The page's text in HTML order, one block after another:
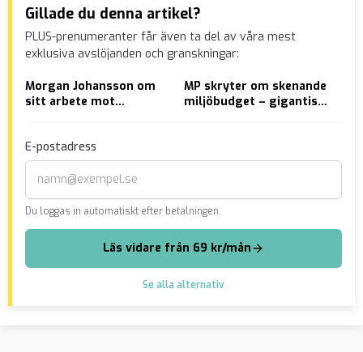
Gillade du denna artikel?
PLUS-prenumeranter får även ta del av våra mest
exklusiva avslöjanden och granskningar:
Morgan Johansson om
sitt arbete mot
MP skryter om skenande
miljöbudget – gigantisk
E-postadress
Du loggas in automatiskt efter betalningen.
Läs vidare från 69 kr/mån
Se alla alternativ